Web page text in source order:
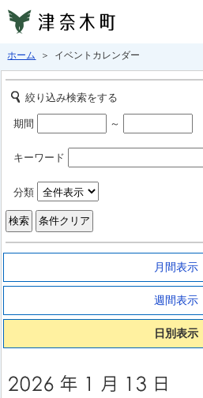
ホーム ＞ イベントカレンダー
絞り込み検索をする
期間 ～
キーワード
分類
月間表示
週間表示
日別表示